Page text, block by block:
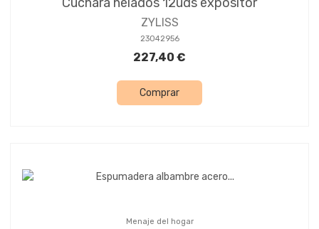
ZYLISS
23042956
227,40 €
Comprar
Menaje del hogar